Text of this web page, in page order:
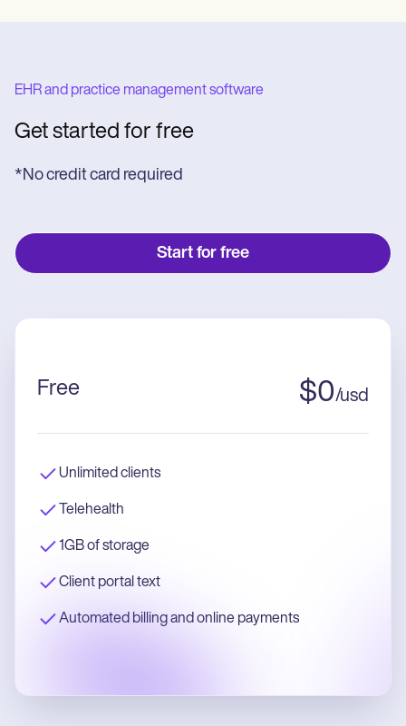
EHR and practice management software
Get started for free
*No credit card required
Start for free
Free $0/usd
Unlimited clients
Telehealth
1GB of storage
Client portal text
Automated billing and online payments